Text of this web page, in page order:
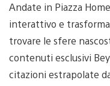
Andate in Piazza
interattivo e
trovare le sfere
contenuti esclusivi
citazioni estrapolate